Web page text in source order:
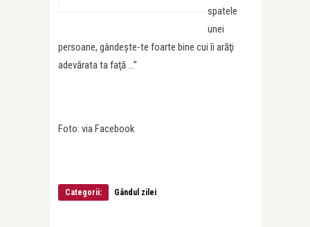
spatele
unei
persoane, gândeşte-te foarte bine cui îi arăţi
adevărata ta faţă …”
Foto: via Facebook
Categorii: Gândul zilei